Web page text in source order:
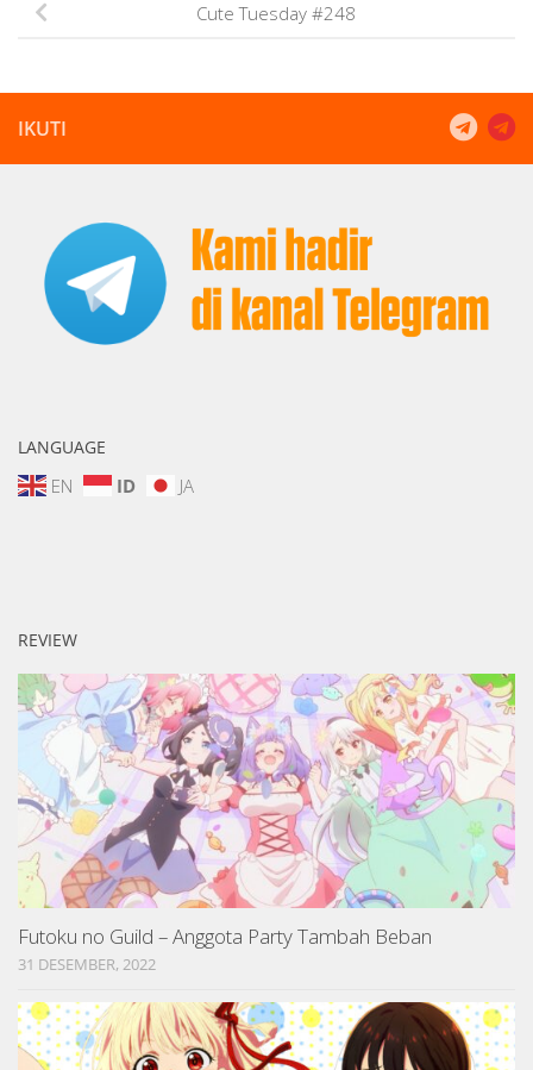
Cute Tuesday #248
IKUTI
LANGUAGE
EN ID JA
REVIEW
Futoku no Guild – Anggota Party Tambah Beban
31 DESEMBER, 2022